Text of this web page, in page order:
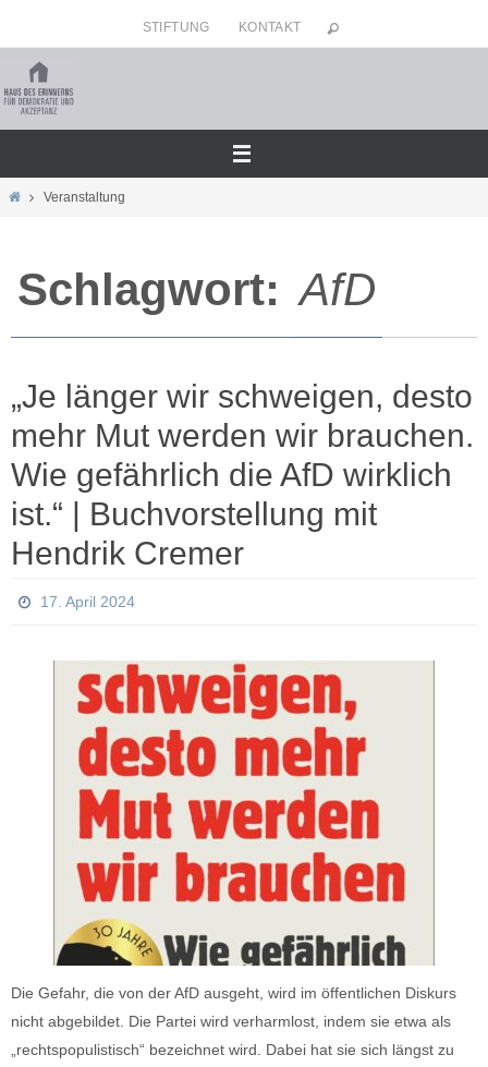
Inhalt
springen
STIFTUNG KONTAKT
HomeVeranstaltung
Schlagwort: AfD
„Je länger wir schweigen, desto
mehr Mut werden wir brauchen.
Wie gefährlich die AfD wirklich
ist.“ | Buchvorstellung mit
Hendrik Cremer
17. April 2024
Die Gefahr, die von der AfD ausgeht, wird im öffentlichen Diskurs
nicht abgebildet. Die Partei wird verharmlost, indem sie etwa als
„rechtspopulistisch“ bezeichnet wird. Dabei hat sie sich längst zu